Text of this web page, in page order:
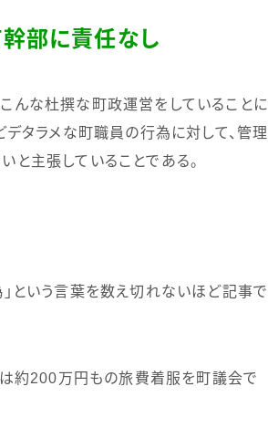
部に責任なし
んな杜撰な町政運営をしていることに
デタラメな町職員の行為に対して、管理
主張していることである。
という言葉を数え切れないほど記事で
約200 万円もの旅費着服を町議会で